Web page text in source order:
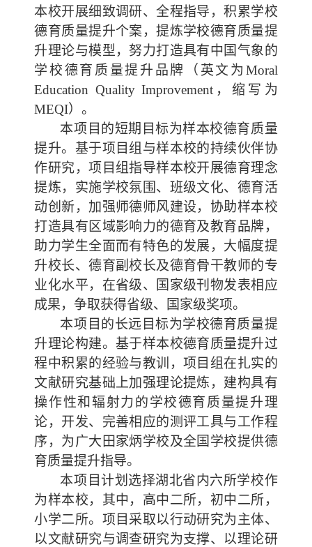
本校开展细致调研、全程指导，积累学校
德育质量提升个案，提炼学校德育质量提
升理论与模型，努力打造具有中国气象的
学校德育质量提升品牌（英文为 Moral
Education Quality Improvement，缩写为
MEQI）。
本项目的短期目标为样本校德育质量
提升。基于项目组与样本校的持续伙伴协
作研究，项目组指导样本校开展德育理念
提炼，实施学校氛围、班级文化、德育活
动创新，加强师德师风建设，协助样本校
打造具有区域影响力的德育及教育品牌，
助力学生全面而有特色的发展，大幅度提
升校长、德育副校长及德育骨干教师的专
业化水平，在省级、国家级刊物发表相应
成果，争取获得省级、国家级奖项。
本项目的长远目标为学校德育质量提
升理论构建。基于样本校德育质量提升过
程中积累的经验与教训，项目组在扎实的
文献研究基础上加强理论提炼，建构具有
操作性和辐射力的学校德育质量提升理
论，开发、完善相应的测评工具与工作程
序，为广大田家炳学校及全国学校提供德
育质量提升指导。
本项目计划选择湖北省内六所学校作
为样本校，其中，高中二所，初中二所，
小学二所。项目采取以行动研究为主体、
以文献研究与调查研究为支撑、以理论研